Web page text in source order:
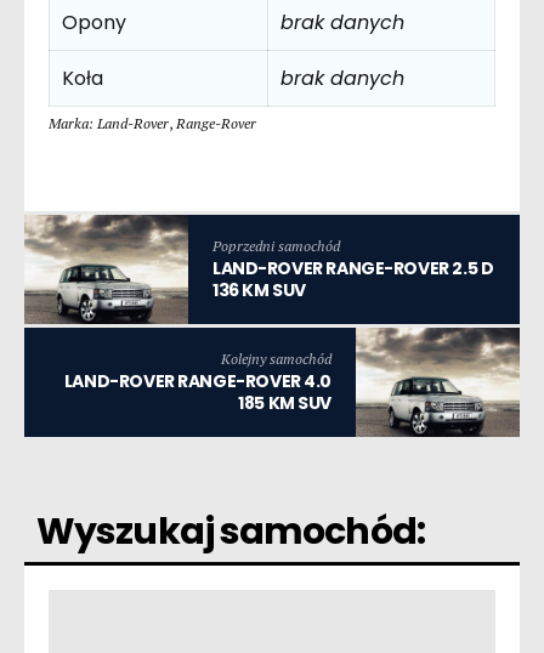
Opony
brak danych
Koła
brak danych
Marka: Land-Rover, Range-Rover
Poprzedni samochód
LAND-ROVER RANGE-ROVER 2.5 D
136 KM SUV
Kolejny samochód
LAND-ROVER RANGE-ROVER 4.0
185 KM SUV
Wyszukaj samochód: